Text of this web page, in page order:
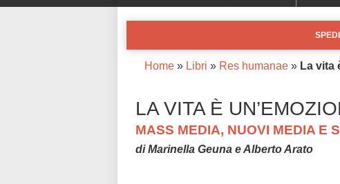
Home » Libri » Res humanae » La vita
LA VITA È
MASS MEDIA, NUOVI MEDIA E
di Marinella Geuna e Alberto Arato